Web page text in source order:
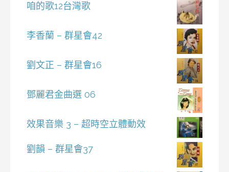
咱的歌12台灣歌
李香蘭 – 群星會42
劉文正 – 群星會16
鄧麗君金曲選 06
效果音樂 3 – 超時空立體動效
劉韻 – 群星會37